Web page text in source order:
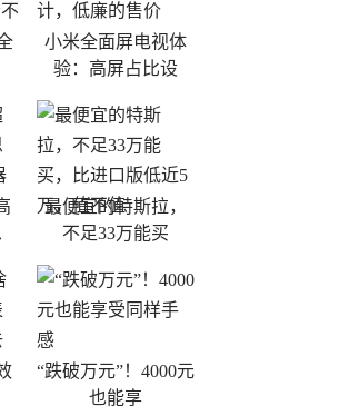
小米全面屏电视体
验：高屏占比设
最便宜的特斯拉，
不足33万能买
“跌破万元”！4000元
也能享